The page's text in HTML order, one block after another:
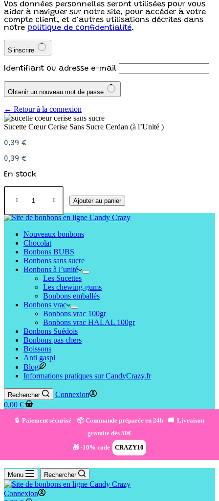
Vos données personnelles seront utilisées pour vous
aider à naviguer sur notre site, pour accéder à votre
compte client, et d'autres utilisations décrites dans
notre politique de confidentialité.
S’inscrire
Identifiant ou adresse e-mail
Obtenir un nouveau mot de passe
← Retour à la connexion
Sucette Cœur Cerise Sans Sucre Cerdan (à l’Unité )
0,39 €
0,39 €
En stock
Ajouter au panier
Nouveaux bonbons
Chocolat
Bonbons BUBS
Bonbons sans sucre
Bonbons à l’unité
Les Sucettes
Les chewing-gums
Bonbons emballés
Bonbons vrac
Bonbons vrac 100gr
Bonbons vrac HALAL 100gr
Bonbons Suédois
Bonbons pas chers
Boissons
Anti gaspi
Blog
Informations pratiques sur CandyCrazy.fr
Rechercher
Connexion
0,00 €
🔒 Paiement sécurisé 📦 Commande préparée en 24h 🚚 Livraison
gratuite dès 50€
🎁 -10% code
CRAZY10
Menu Rechercher
Connexion